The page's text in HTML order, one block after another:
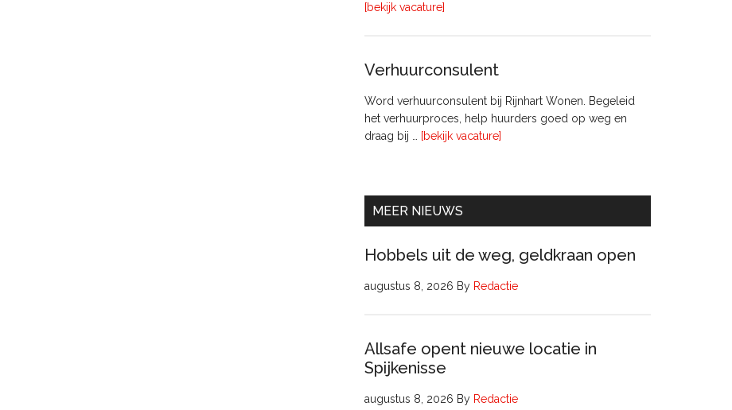
[bekijk vacature]
Onderhoud
Pyloon
Vastgoedmanagement
Verhuurconsulent
Word verhuurconsulent bij Rijnhart Wonen. Begeleid
het verhuurproces, help huurders goed op weg en
draag bij …
[bekijk vacature]
MEER NIEUWS
Hobbels uit de weg, geldkraan open
augustus 8, 2026 By Redactie
Allsafe opent nieuwe locatie in
Spijkenisse
augustus 8, 2026 By Redactie